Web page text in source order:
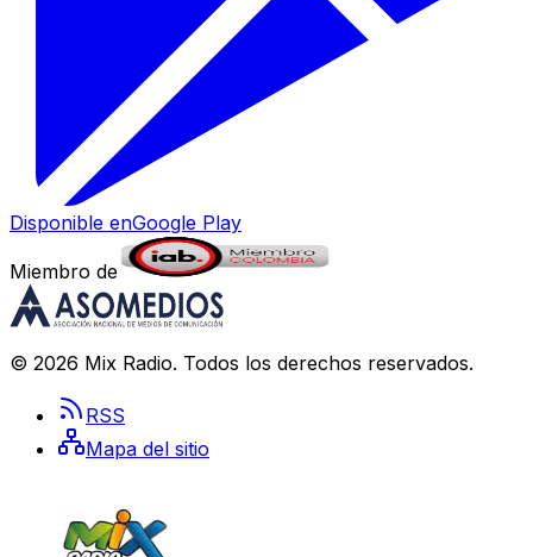
Disponible enGoogle Play
Miembro de
© 2026 Mix Radio. Todos los derechos reservados.
RSS
Mapa del sitio